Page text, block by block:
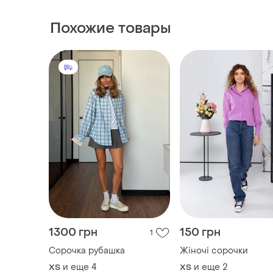
Похожие товары
1300 грн 1
Сорочка рубашка
ХS и еще 4
150 грн
Жіночі сорочки
ХS и еще 2